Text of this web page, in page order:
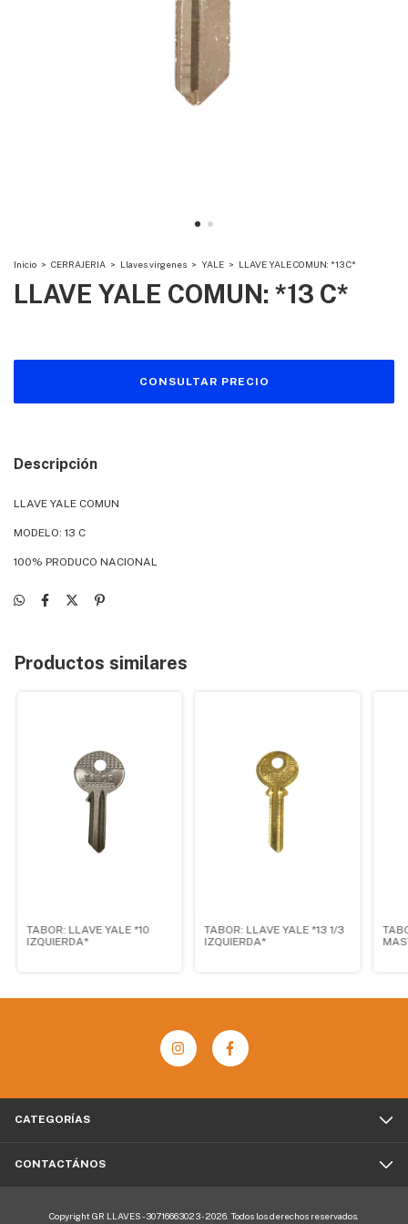
Inicio > CERRAJERIA > Llaves virgenes > YALE > LLAVE YALE COMUN: *13 C*
LLAVE YALE COMUN: *13 C*
Descripción
LLAVE YALE COMUN
MODELO: 13 C
100% PRODUCO NACIONAL
Productos similares
TABOR: LLAVE YALE *10
IZQUIERDA*
TABOR: LLAVE YALE *13 1/3
IZQUIERDA*
CATEGORÍAS
CONTACTÁNOS
Copyright GR LLAVES - 30716663023 - 2026. Todos los derechos reservados.